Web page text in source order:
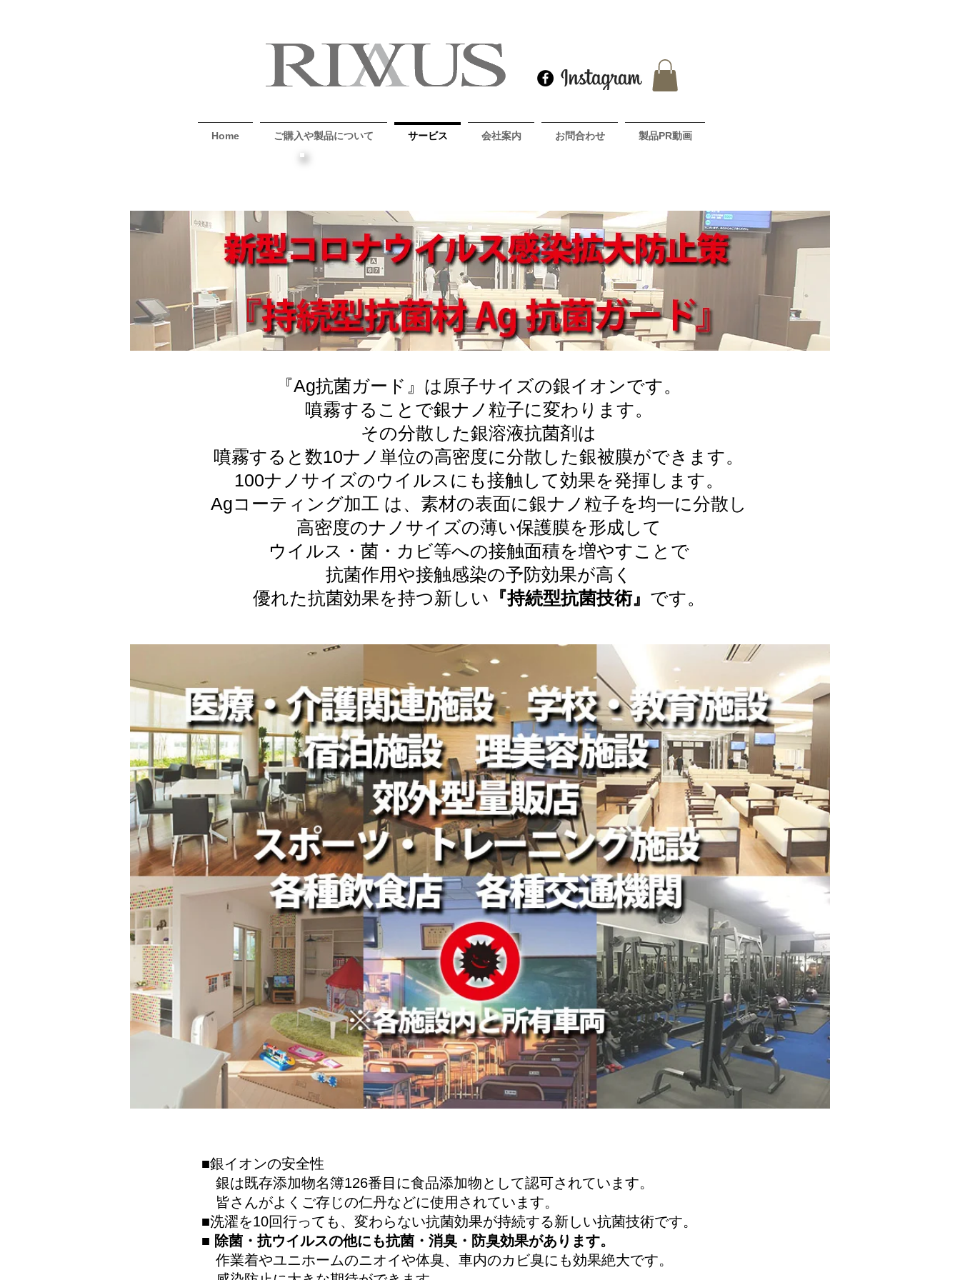
Home ご購入や製品について サービス 会社案内 お問合わせ 製品PR動画
『Ag抗菌ガード』は原子サイズの銀イオンです。
噴霧することで銀ナノ粒子に変わります。
その分散した銀溶液抗菌剤は
噴霧すると数10ナノ単位の高密度に分散した銀被膜ができます。
100ナノサイズのウイルスにも接触して効果を発揮します。
Agコーティング加工 は、素材の表面に銀ナノ粒子を均一に分散し
高密度のナノサイズの薄い保護膜を形成して
ウイルス・菌・カビ等への接触面積を増やすことで
抗菌作用や接触感染の予防効果が高く
優れた抗菌効果を持つ新しい 『持続型抗菌技術』 です。
■銀イオンの安全性
銀は既存添加物名簿126番目に食品添加物として認可されています。
皆さんがよくご存じの仁丹などに使用されています。
■洗濯を10回行っても、変わらない抗菌効果が持続する新しい抗菌技術です。
■ 除菌・抗ウイルスの他にも抗菌・消臭・防臭効果があります。
作業着やユニホームのニオイや体臭、車内のカビ臭にも効果絶大です。